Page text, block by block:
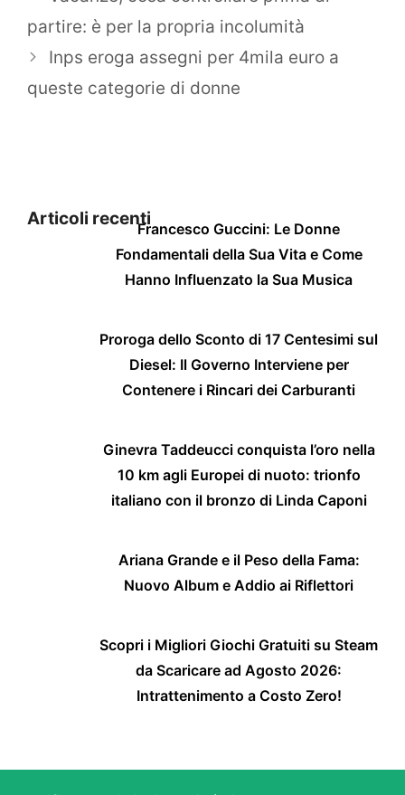
partire: è per la propria incolumità
Inps eroga assegni per 4mila euro a
queste categorie di donne
Articoli recentiFrancesco Guccini: Le Donne
Fondamentali della Sua Vita e Come
Hanno Influenzato la Sua Musica
Proroga dello Sconto di 17 Centesimi sul
Diesel: Il Governo Interviene per
Contenere i Rincari dei Carburanti
Ginevra Taddeucci conquista l’oro nella
10 km agli Europei di nuoto: trionfo
italiano con il bronzo di Linda Caponi
Ariana Grande e il Peso della Fama:
Nuovo Album e Addio ai Riflettori
Scopri i Migliori Giochi Gratuiti su Steam
da Scaricare ad Agosto 2026:
Intrattenimento a Costo Zero!